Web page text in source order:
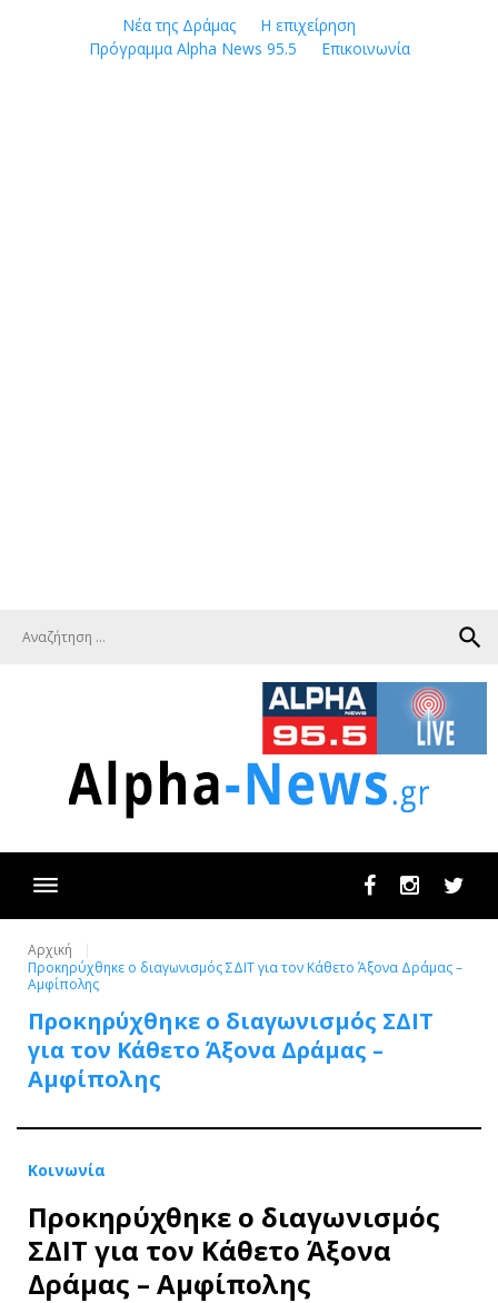
Νέα της Δράμας
Η επιχείρηση
Πρόγραμμα Alpha News 95.5
Επικοινωνία
search
FacebookInstagram
Αρχική
Προκηρύχθηκε ο διαγωνισμός ΣΔΙΤ για τον Κάθετο Άξονα Δράμας –
Αμφίπολης
Προκηρύχθηκε ο διαγωνισμός ΣΔΙΤ
για τον Κάθετο Άξονα Δράμας –
Αμφίπολης
Κοινωνία
Προκηρύχθηκε ο διαγωνισμός
ΣΔΙΤ για τον Κάθετο Άξονα
Δράμας – Αμφίπολης